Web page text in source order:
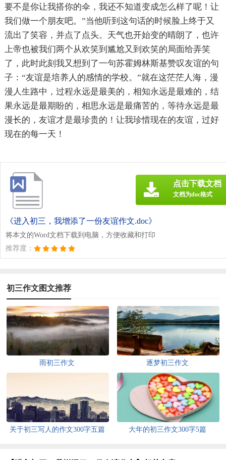
要不是你让我搭你的伞，我还不知道变成怎么样了呢！让
我们做一个朋友吧。”当他听到这句话的时候脸上终于又
流出了笑容，并点了点头。天气也开始变的晴朗了，也许
上帝也被我们两个从欢笑到尴尬又到欢笑的局面给弄笑
了，此时此刻我又想到了一句苏霍姆林斯基赞叹友谊的句
子：“友谊是培养人的感情的学校。”就在这茫茫人海，漫
漫人生路中，过程永远是最美的，相知永远是最难的，结
果永远是最期盼的，相思永远是最痛苦的，等待永远是最
漫长的，友谊才是最珍贵的！让我珍惜现在的友谊，过好
现在的每一天！
《进入初三，我增添了一份友谊作文.doc》
将本文的Word文档下载到电脑，方便收藏和打印
推荐度：
点击下载文档
文档为doc格式
初三作文图文推荐
雨初三作文 逐梦初三作文
关于初三写人的作文300字五篇 大年的初三作文300字5篇